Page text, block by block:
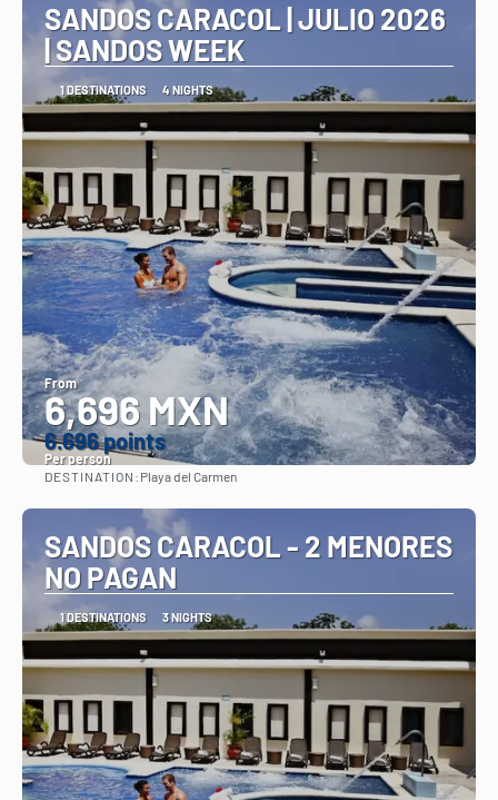
SANDOS CARACOL | JULIO 2026
| SANDOS WEEK
1 DESTINATIONS 4 NIGHTS
From
6,696 MXN
6.696 points
Per person
DESTINATION: Playa del Carmen
SANDOS CARACOL - 2 MENORES
NO PAGAN
1 DESTINATIONS 3 NIGHTS